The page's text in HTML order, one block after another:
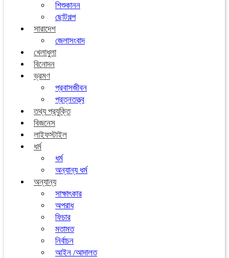
শিশুকানন
ছোটগল্প
সারাদেশ
জেলাসংবাদ
খেলাধুলা
বিনোদন
ভ্রমণ
প্রবাসজীবন
প্রত্নতত্ত্ব
তথ্য প্রযুক্তি
বিজনেস
লাইফস্টাইল
ধর্ম
ধর্ম
অন্যান্য ধর্ম
অন্যান্য
সাক্ষাৎকার
অপরাধ
ফিচার
মতামত
নির্বাচন
আইন /আদালত